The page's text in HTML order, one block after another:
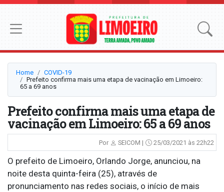
Home
COVID-19
Prefeito confirma mais uma etapa de vacinação em Limoeiro:
65 a 69 anos
Prefeito confirma mais uma etapa de
vacinação em Limoeiro: 65 a 69 anos
Por SEICOM | 25/03/2021 às 22h22
O prefeito de Limoeiro, Orlando Jorge, anunciou, na
noite desta quinta-feira (25), através de
pronunciamento nas redes sociais, o início de mais